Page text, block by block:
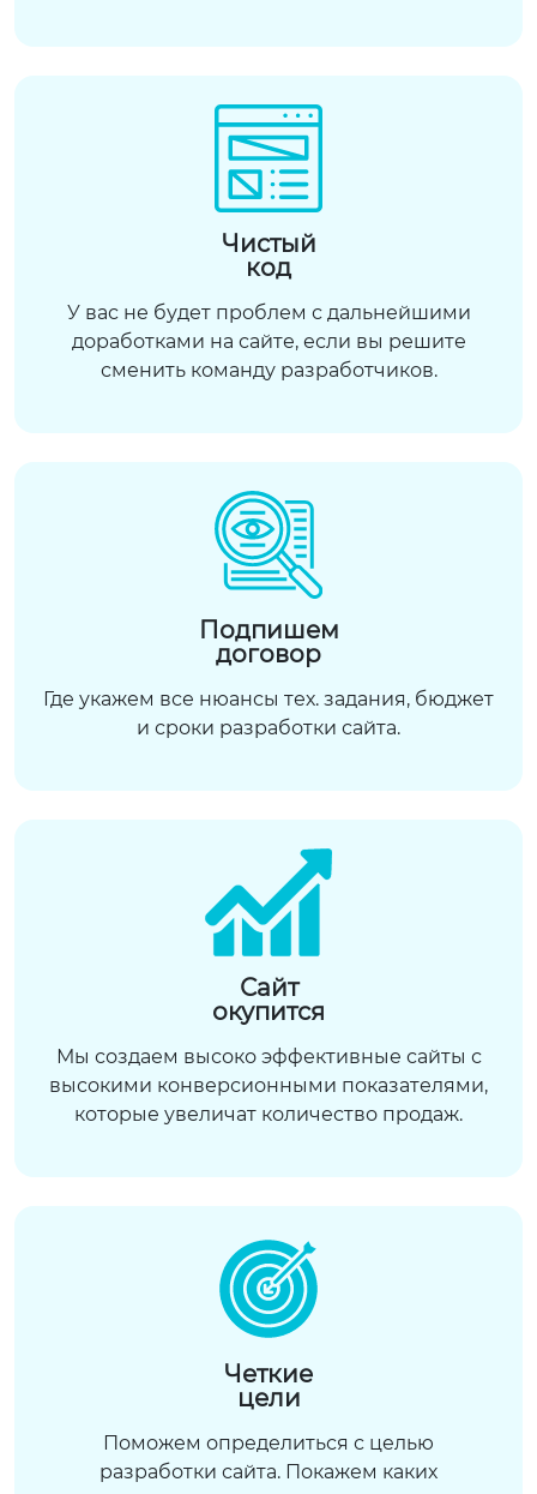
Чистый
код
У вас не будет проблем с дальнейшими
доработками на сайте, если вы решите
сменить команду разработчиков.
Подпишем
договор
Где укажем все нюансы тех. задания, бюджет
и сроки разработки сайта.
Сайт
окупится
Мы создаем высоко эффективные сайты с
высокими конверсионными показателями,
которые увеличат количество продаж.
Четкие
цели
Поможем определиться с целью
разработки сайта. Покажем каких